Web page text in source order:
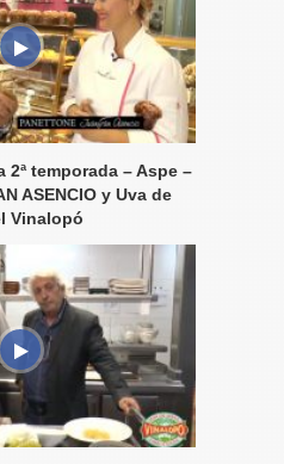
2ª temporada – Aspe –
ASENCIO y Uva de
Vinalopó